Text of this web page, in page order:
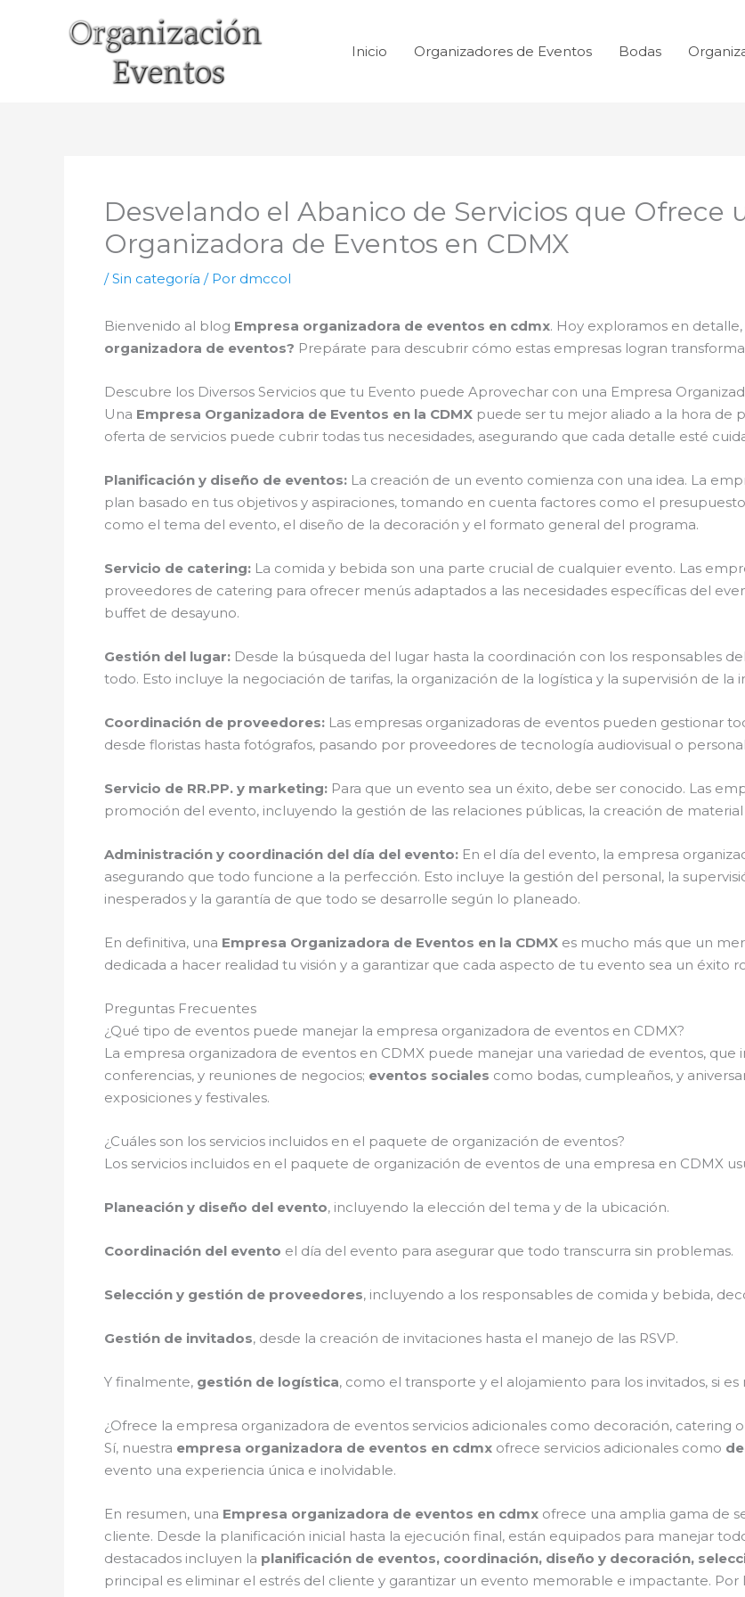
Inicio Organizadores de Eventos Bodas
Desvelando el Abanico de Servicios que Ofrece
Organizadora de Eventos en CDMX
/Sin categoría / Por dmccol
Bienvenido al blog Empresa organizadora de eventos en cdmx. Hoy exploramos en detalle,
organizadora de eventos? Prepárate para descubrir cómo estas empresas logran
Descubre los Diversos Servicios que tu Evento puede Aprovechar con una Empresa
Una Empresa Organizadora de Eventos en la CDMX puede ser tu mejor aliado a la hora de
oferta de servicios puede cubrir todas tus necesidades, asegurando que cada detalle esté
Planificación y diseño de eventos: La creación de un evento comienza con una idea. La
plan basado en tus objetivos y aspiraciones, tomando en cuenta factores como el
como el tema del evento, el diseño de la decoración y el formato general del programa.
Servicio de catering: La comida y bebida son una parte crucial de cualquier evento. Las
proveedores de catering para ofrecer menús adaptados a las necesidades específicas del
buffet de desayuno.
Gestión del lugar: Desde la búsqueda del lugar hasta la coordinación con los responsables
todo. Esto incluye la negociación de tarifas, la organización de la logística y la supervisión de
Coordinación de proveedores: Las empresas organizadoras de eventos pueden gestionar
desde floristas hasta fotógrafos, pasando por proveedores de tecnología audiovisual o
Servicio de RR.PP. y marketing: Para que un evento sea un éxito, debe ser conocido. Las
promoción del evento, incluyendo la gestión de las relaciones públicas, la creación de
Administración y coordinación del día del evento: En el día del evento, la empresa
asegurando que todo funcione a la perfección. Esto incluye la gestión del personal, la
inesperados y la garantía de que todo se desarrolle según lo planeado.
En definitiva, una Empresa Organizadora de Eventos en la CDMX es mucho más que un
dedicada a hacer realidad tu visión y a garantizar que cada aspecto de tu evento sea un éxito
Preguntas Frecuentes
¿Qué tipo de eventos puede manejar la empresa organizadora de eventos en CDMX?
La empresa organizadora de eventos en CDMX puede manejar una variedad de eventos, que
conferencias, y reuniones de negocios; eventos sociales como bodas, cumpleaños, y
exposiciones y festivales.
¿Cuáles son los servicios incluidos en el paquete de organización de eventos?
Los servicios incluidos en el paquete de organización de eventos de una empresa en CDMX
Planeación y diseño del evento, incluyendo la elección del tema y de la ubicación.
Coordinación del evento el día del evento para asegurar que todo transcurra sin problemas.
Selección y gestión de proveedores, incluyendo a los responsables de comida y bebida,
Gestión de invitados, desde la creación de invitaciones hasta el manejo de las RSVP.
Y finalmente, gestión de logística, como el transporte y el alojamiento para los invitados, si es
¿Ofrece la empresa organizadora de eventos servicios adicionales como decoración, catering
Sí, nuestra empresa organizadora de eventos en cdmx ofrece servicios adicionales como
evento una experiencia única e inolvidable.
En resumen, una Empresa organizadora de eventos en cdmx ofrece una amplia gama de
cliente. Desde la planificación inicial hasta la ejecución final, están equipados para manejar
destacados incluyen la planificación de eventos, coordinación, diseño y decoración,
principal es eliminar el estrés del cliente y garantizar un evento memorable e impactante.